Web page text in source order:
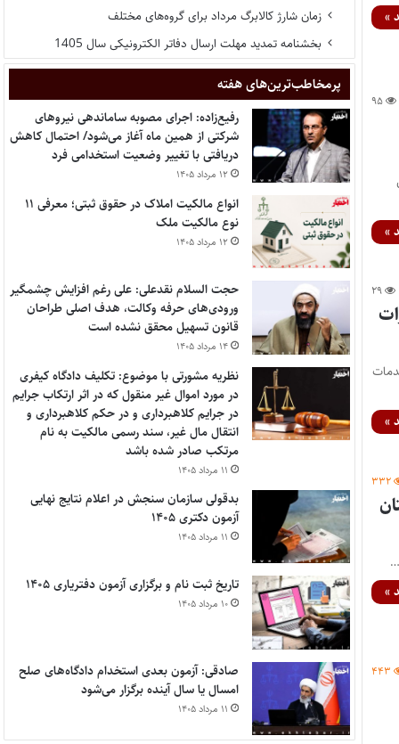
»
۹۵
»
۲۹
خدمات
»
۳۳۲
»
۴۴۳
زمان شارژ کالابرگ مرداد برای گروه‌های مختلف
بخشنامه تمدید مهلت ارسال دفاتر الکترونیکی سال 1405
پر‌مخاطب‌ترین‌های هفته
رفیع‌زاده: اجرای مصوبه ساماندهی نیروهای
شرکتی از همین ماه آغاز می‌شود/ احتمال کاهش
دریافتی با تغییر وضعیت استخدامی فرد
۱۲ مرداد ۱۴۰۵
انواع مالکیت املاک در حقوق ثبتی؛ معرفی ۱۱
نوع مالکیت ملک
۱۲ مرداد ۱۴۰۵
حجت السلام نقدعلی: علی رغم افزایش چشمگیر
ورودی‌های حرفه وکالت، هدف اصلی طراحان
قانون تسهیل محقق نشده است
۱۴ مرداد ۱۴۰۵
نظریه مشورتی با موضوع: تکلیف دادگاه کیفری
در مورد اموال غیر منقول که در اثر ارتکاب جرایم
در جرایم کلاهبرداری و در حکم کلاهبرداری و
انتقال مال غیر، سند رسمی مالکیت به نام
مرتکب صادر شده باشد
۱۱ مرداد ۱۴۰۵
بدقولی سازمان سنجش در اعلام نتایج نهایی
آزمون دکتری ۱۴۰۵
۱۱ مرداد ۱۴۰۵
تاریخ ثبت نام و برگزاری آزمون دفتریاری ۱۴۰۵
۱۰ مرداد ۱۴۰۵
صادقی: آزمون بعدی استخدام دادگاه‌های صلح
امسال یا سال آینده برگزار می‌شود
۱۱ مرداد ۱۴۰۵